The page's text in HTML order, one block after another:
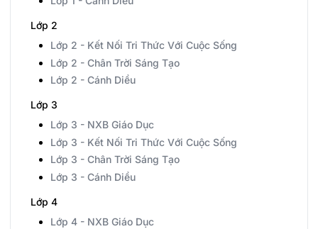
Lớp 2
Lớp 2 - Kết Nối Tri Thức Với Cuộc Sống
Lớp 2 - Chân Trời Sáng Tạo
Lớp 2 - Cánh Diều
Lớp 3
Lớp 3 - NXB Giáo Dục
Lớp 3 - Kết Nối Tri Thức Với Cuộc Sống
Lớp 3 - Chân Trời Sáng Tạo
Lớp 3 - Cánh Diều
Lớp 4
Lớp 4 - NXB Giáo Dục